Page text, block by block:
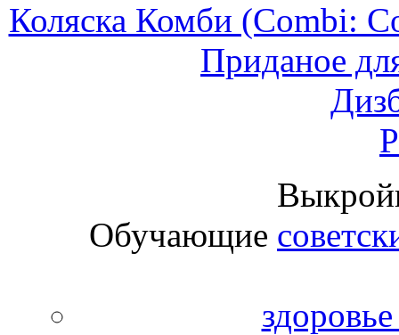
Коляска Комби (Сombi:
Приданое
Обучающие